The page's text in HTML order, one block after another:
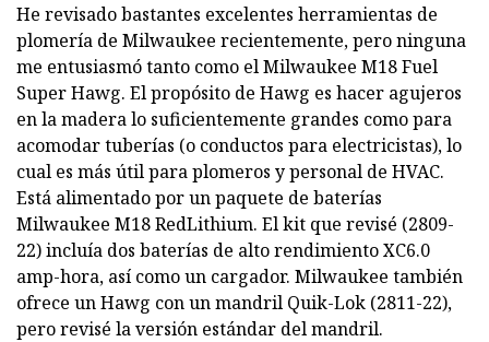
He revisado bastantes excelentes herramientas de
plomería de Milwaukee recientemente, pero ninguna
me entusiasmó tanto como el Milwaukee M18 Fuel
Super Hawg. El propósito de Hawg es hacer agujeros
en la madera lo suficientemente grandes como para
acomodar tuberías (o conductos para electricistas), lo
cual es más útil para plomeros y personal de HVAC.
Está alimentado por un paquete de baterías
Milwaukee M18 RedLithium. El kit que revisé (2809-
22) incluía dos baterías de alto rendimiento XC6.0
amp-hora, así como un cargador. Milwaukee también
ofrece un Hawg con un mandril Quik-Lok (2811-22),
pero revisé la versión estándar del mandril.